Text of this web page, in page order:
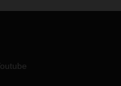
em